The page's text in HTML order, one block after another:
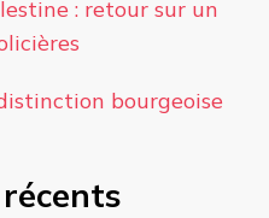
: retour sur un
bourgeoise